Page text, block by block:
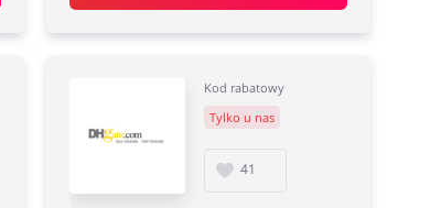
Kod rabatowy
Tylko u nas
41